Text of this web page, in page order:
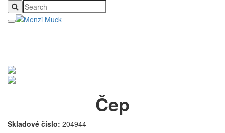
Čep
Skladové číslo: 204944